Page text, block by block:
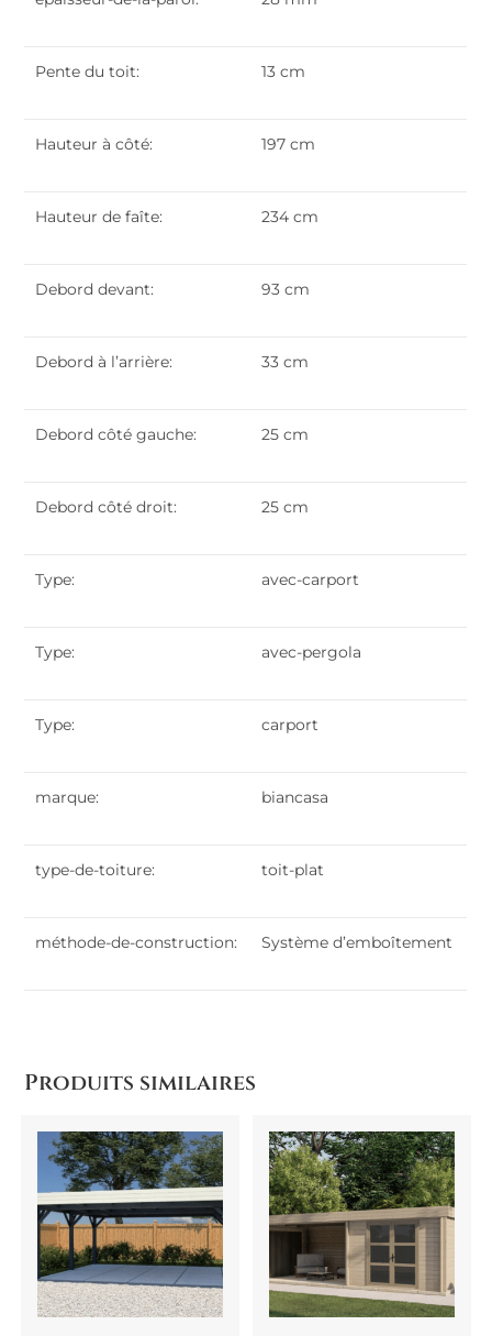
Pente du toit: 13 cm
Hauteur à côté: 197 cm
Hauteur de faîte: 234 cm
Debord devant: 93 cm
Debord à l’arrière: 33 cm
Debord côté gauche: 25 cm
Debord côté droit: 25 cm
Type: avec-carport
Type: avec-pergola
Type: carport
marque: biancasa
type-de-toiture: toit-plat
méthode-de-construction: Système d’emboîtement
Produits similaires